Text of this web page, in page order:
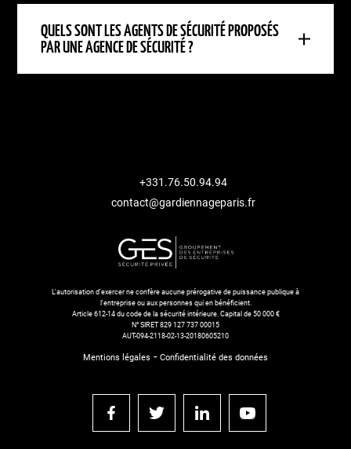
QUELS SONT LES AGENTS DE SÉCURITÉ PROPOSÉS
PAR UNE AGENCE DE SÉCURITÉ ?
+331.76.50.94.94
contact@gardiennageparis.fr
L'autorisation d'exercer ne confère aucune prérogative de puissance publique à
l'entreprise ou aux personnes qui en bénéficient.
Article 612-14 du code de la sécurité intérieure. Capital de 50 000 €
N° SIRET 829 127 737 00015
AUT-094-2118-02-13-20180605210
Mentions légales - Confidentialité des données